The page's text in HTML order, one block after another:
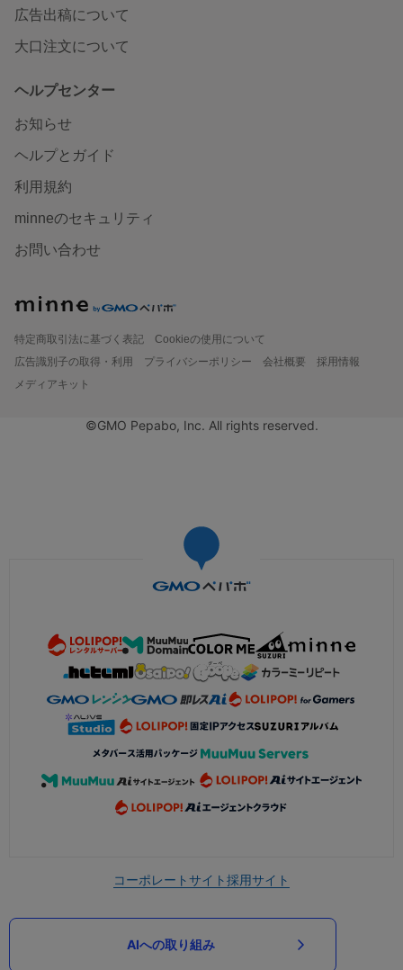
広告出稿について
大口注文について
ヘルプセンター
お知らせ
ヘルプとガイド
利用規約
minneのセキュリティ
お問い合わせ
特定商取引法に基づく表記
Cookieの使用について
広告識別子の取得・利用
プライバシーポリシー 会社概要
採用情報
メディアキット
©GMO Pepabo, Inc. All rights reserved.
コーポレートサイト採用サイト
AIへの取り組み